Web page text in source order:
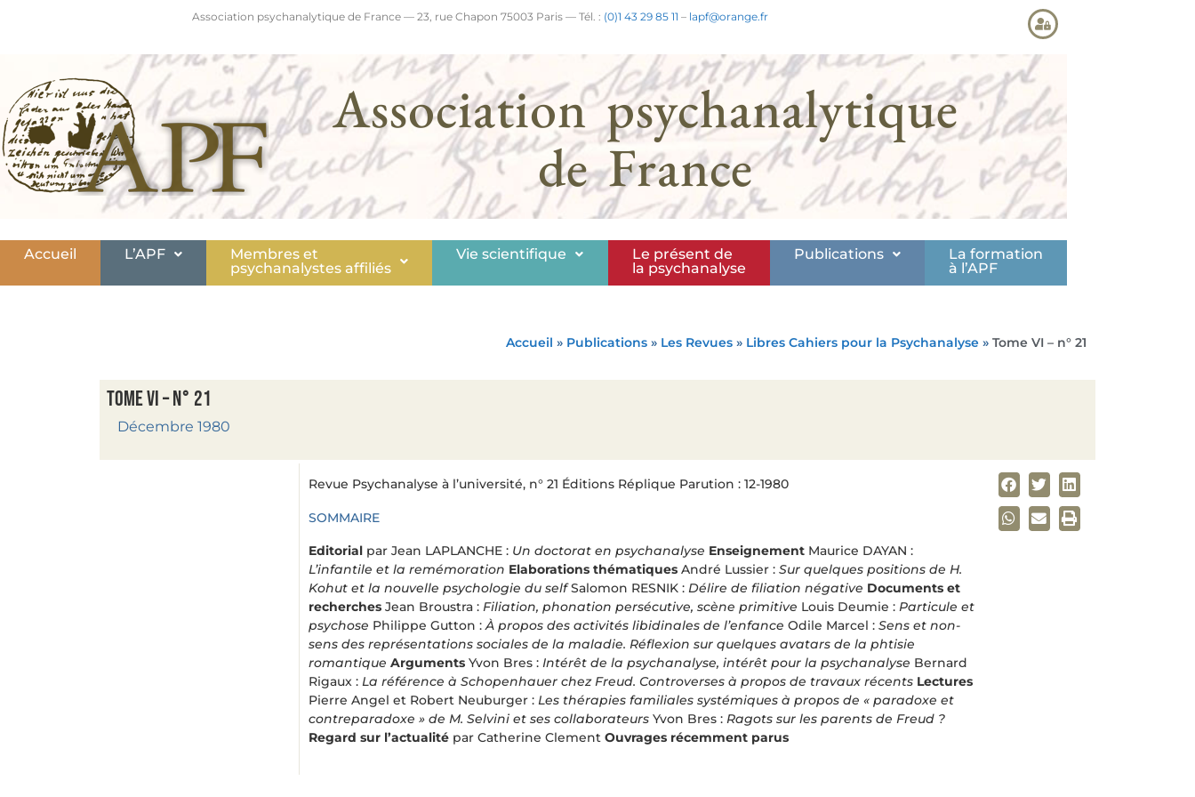
Association psychanalytique de France — 23, rue Chapon 75003 Paris — Tél. : (0)1 43 29 85 11 – lapf@orange.fr
Association psychanalytique
de France
Accueil L’APF
Membres et
psychanalystes affiliés
Vie scientifique
Le présent de
la psychanalyse
Publications
La formation
à l’APF
Accueil » Publications » Les Revues » Libres Cahiers pour la Psychanalyse » Tome VI – n° 21
Tome VI – n° 21
Décembre 1980
Revue Psychanalyse à l’université, n° 21 Éditions Réplique Parution : 12-1980
SOMMAIRE
Editorial par Jean LAPLANCHE : Un doctorat en psychanalyse Enseignement Maurice DAYAN :
L’infantile et la remémoration Elaborations thématiques André Lussier : Sur quelques positions de H.
Kohut et la nouvelle psychologie du selfSalomon RESNIK : Délire de filiation négative Documents et
recherches Jean Broustra : Filiation, phonation persécutive, scène primitive Louis Deumie : Particule et
psychose Philippe Gutton :À propos des activités libidinales de l’enfance Odile Marcel : Sens et non-
sens des représentations sociales de la maladie. Réflexion sur quelques avatars de la phtisie
romantique Arguments Yvon Bres : Intérêt de la psychanalyse, intérêt pour la psychanalyse Bernard
Rigaux : La référence à Schopenhauer chez Freud. Controverses à propos de travaux récents Lectures
Pierre Angel et Robert Neuburger : Les thérapies familiales systémiques à propos de « paradoxe et
contreparadoxe » de M. Selvini et ses collaborateurs Yvon Bres : Ragots sur les parents de Freud ?
Regard sur l’actualité par Catherine Clement Ouvrages récemment parus